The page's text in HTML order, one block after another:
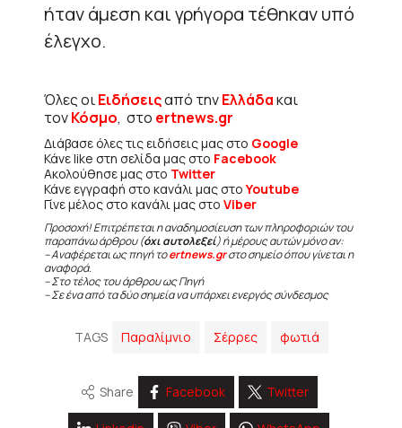
ήταν άμεση και γρήγορα τέθηκαν υπό
έλεγχο.
Όλες οιΕιδήσειςαπό τηνΕλλάδακαι
τονΚόσμο, στο ertnews.gr
Διάβασε όλες τις ειδήσεις μας στο Google
Κάνε like στη σελίδα μας στο Facebook
Ακολούθησε μας στο Twitter
Κάνε εγγραφή στο κανάλι μας στοYoutube
Γίνε μέλος στο κανάλι μας στο Viber
Προσοχή! Επιτρέπεται η αναδημοσίευση των πληροφοριών του
παραπάνω άρθρου (όχι αυτολεξεί) ή μέρους αυτών μόνο αν:
– Αναφέρεται ως πηγή τοertnews.grστο σημείο όπου γίνεται η
αναφορά.
– Στο τέλος του άρθρου ως Πηγή
– Σε ένα από τα δύο σημεία να υπάρχει ενεργός σύνδεσμος
TAGS Παραλίμνιο Σέρρες φωτιά
Share Facebook Twitter